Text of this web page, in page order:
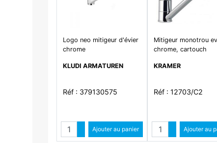
Logo neo mitigeur d'évier
chrome
KLUDI ARMATUREN
Réf : 379130575
QuantitéAugmenter quantité
Diminuer quantité
Ajouter au panier
Mitigeur monotrou
chrome, cartouch
KRAMER
Réf : 12703/C2
QuantitéAugmenter
Diminuer
Ajouter au